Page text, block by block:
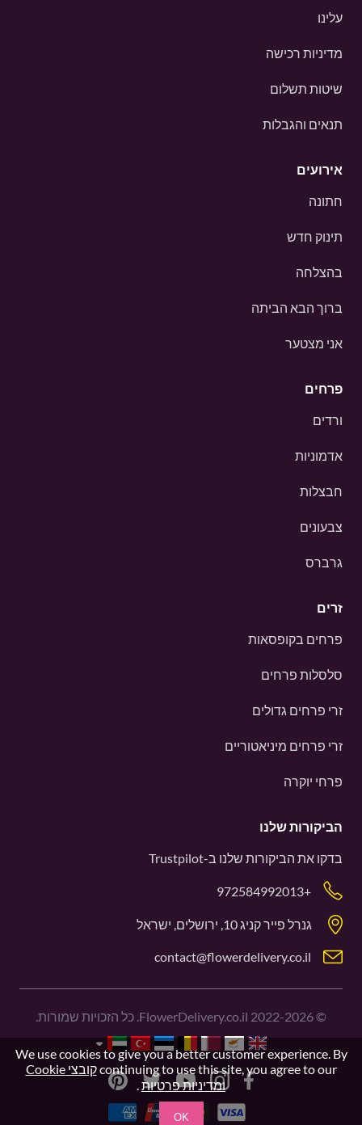
עלינו
מדיניות רכישה
שיטות תשלום
תנאים והגבלות
אירועים
חתונה
תינוק חדש
בהצלחה
ברוך הבא הביתה
אני מצטער
פרחים
ורדים
אדמוניות
חבצלות
צבעונים
גרברס
זרים
פרחים בקופסאות
סלסלות פרחים
זרי פרחים גדולים
זרי פרחים מיניאטוריים
פרחי יוקרה
הביקורות שלנו
בדקו את הביקורות שלנו ב-Trustpilot
+972584992013
גנרל פייר קניג 10, ירושלים, ישראל
contact@flowerdelivery.co.il
©
2022-2026
We use cookies to give you a better customer experience. By
continuing to use this site, you agree to our
קובצי Cookie
ומדיניות פרטיות.
OK